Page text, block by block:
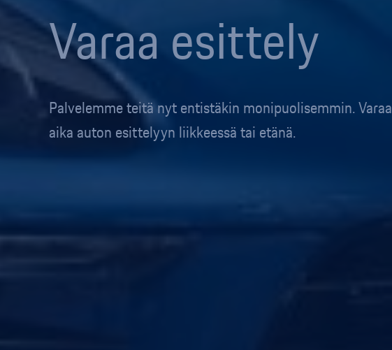
Varaa esittely
Palvelemme teitä nyt entistäkin monipuolisemmin. Varaa
aika auton esittelyyn liikkeessä tai etänä.